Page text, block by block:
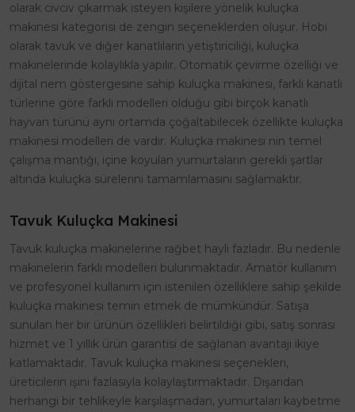
olarak civciv çıkarmak isteyen kişilere yönelik kuluçka
makinesi kategorisi de zengin seçeneklerden oluşur. Hobi
olarak tavuk ve diğer kanatlıların yetiştiriciliği, kuluçka
makinelerinde kolaylıkla yapılır. Otomatik çevirme özelliği ve
dijital nem göstergesine sahip kuluçka makinesi, farklı kanatlı
türlerine göre farklı modelleri olduğu gibi birçok kanatlı
hayvan türünü aynı ortamda çoğaltabilecek özellikte kuluçka
makinesi modelleri de vardır. Kuluçka makinesi nin temel
çalışma mantığı, içine koyulan yumurtaların gerekli şartlar
altında kuluçka sürelerini tamamlamasını sağlamaktır.
Tavuk Kuluçka Makinesi
Tavuk kuluçka makinelerine rağbet hayli fazladır. Bu nedenle
makinelerin farklı modelleri bulunmaktadır. Amatör kullanım
ve profesyonel kullanım için istenilen özelliklere sahip şekilde
kuluçka makinesi temin etmek de mümkündür. Satışa
sunulan her bir ürünün özellikleri belirtildiği gibi, satış sonrası
hizmet ve 1 yıllık ürün garantisi de sağlanan avantajı ikiye
katlamaktadır. Tavuk kuluçka makinesi seçenekleri,
üreticilerin işini fazlasıyla kolaylaştırmaktadır. Dışarıdan
herhangi bir tehlikeyle karşılaşmadan, yumurtaları kaybetme